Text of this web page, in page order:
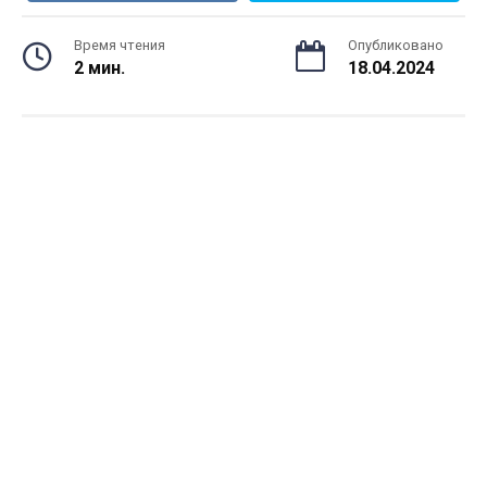
Время чтения
2 мин.
Опубликовано
18.04.2024